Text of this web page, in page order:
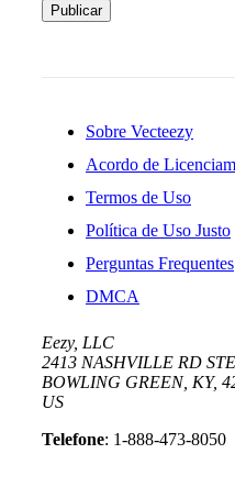
Publicar
Sobre Vecteezy
Acordo de
Termos de Uso
Política de Uso Justo
Perguntas Frequentes
DMCA
Eezy, LLC
2413 NASHVILLE RD
BOWLING GREEN, KY,
US
Telefone: 1-888-473-8050